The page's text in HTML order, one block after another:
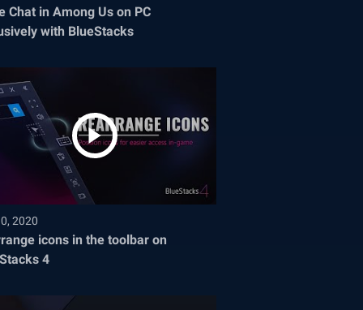
Chat in Among Us on PC
with BlueStacks
2020
icons in the toolbar on
4